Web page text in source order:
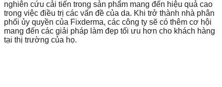
nghiên cứu cải tiến trong sản phẩm mang đến hiệu quả cao
trong việc điều trị các vấn đề của da. Khi trở thành nhà phân
phối ủy quyền của Fixderma, các công ty sẽ có thêm cơ hội
mang đến các giải pháp làm đẹp tối ưu hơn cho khách hàng
tại thị trường của họ.